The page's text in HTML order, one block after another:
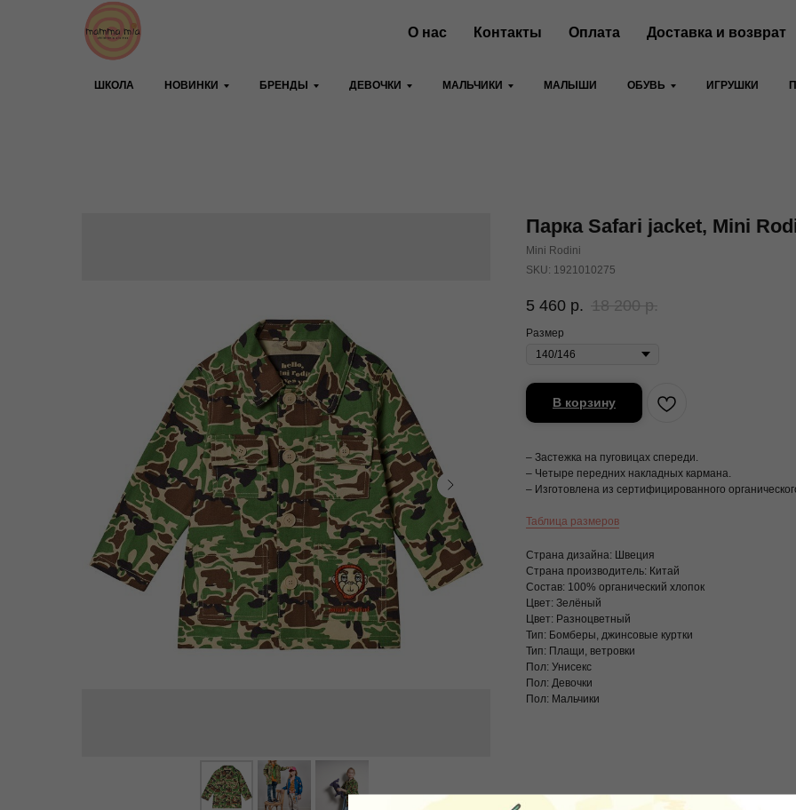
О нас Контакты Оплата Доставка и возврат
ШКОЛА НОВИНКИ БРЕНДЫ ДЕВОЧКИ МАЛЬЧИКИ МАЛЫШИ ОБУВЬ ИГРУШКИ
Парка Safari jacket, Mini
Mini Rodini
SKU: 1921010275
5 460 р. 18 200 р.
Размер
В корзину
– Застежка на пуговицах спереди.
– Четыре передних накладных кармана.
– Изготовлена из сертифицированного
Таблица размеров
Страна дизайна: Швеция
Страна производитель: Китай
Состав: 100% органический хлопок
Цвет: Зелёный
Цвет: Разноцветный
Тип: Бомберы, джинсовые куртки
Тип: Плащи, ветровки
Пол: Унисекс
Пол: Девочки
Пол: Мальчики